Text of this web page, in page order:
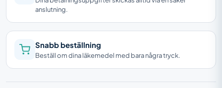
anslutning.
Snabb beställning
Beställ om dina läkemedel med bara några tryck.